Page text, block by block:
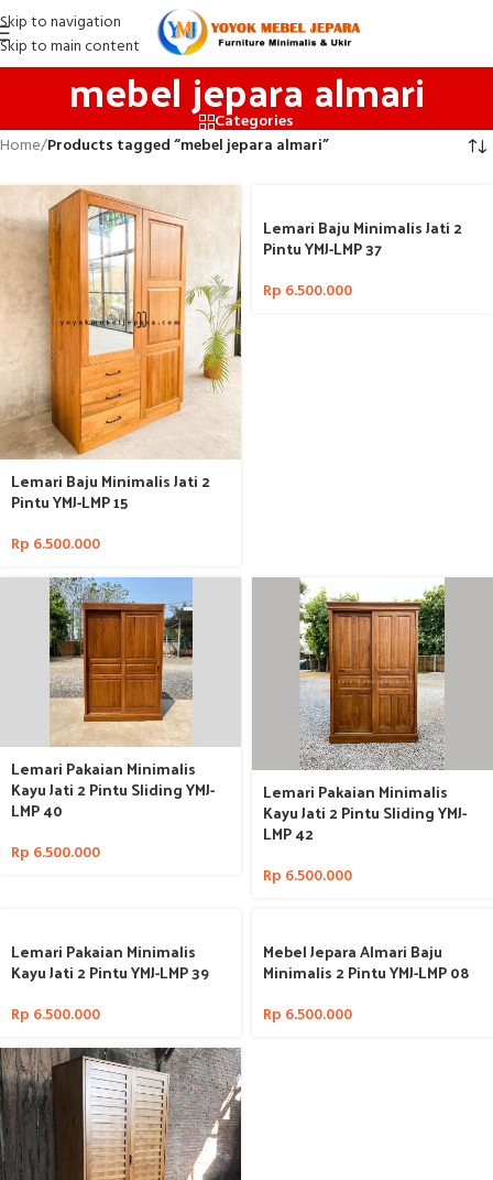
Skip to navigation
Skip to main content
mebel jepara almari
Categories
Home/Products tagged “mebel jepara almari”
Lemari Baju Minimalis Jati 2
Pintu YMJ-LMP 15
Rp 6.500.000
Lemari Baju Minimalis Jati 2
Pintu YMJ-LMP 37
Rp 6.500.000
Lemari Pakaian Minimalis
Kayu Jati 2 Pintu Sliding YMJ-
LMP 40
Rp 6.500.000
Lemari Pakaian Minimalis
Kayu Jati 2 Pintu Sliding YMJ-
LMP 42
Rp 6.500.000
Lemari Pakaian Minimalis
Kayu Jati 2 Pintu YMJ-LMP 39
Rp 6.500.000
Mebel Jepara Almari Baju
Minimalis 2 Pintu YMJ-LMP 08
Rp 6.500.000